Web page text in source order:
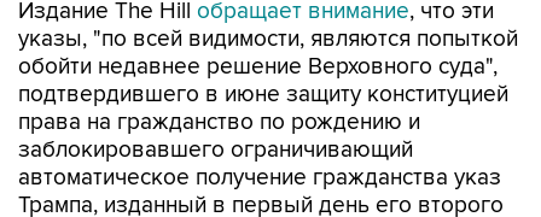
обойти недавнее решение Верховного суда",
подтвердившего в июне защиту конституцией
права на гражданство по рождению и
заблокировавшего ограничивающий
автоматическое получение гражданства указ
Трампа, изданный в первый день его второго
президентского срока.